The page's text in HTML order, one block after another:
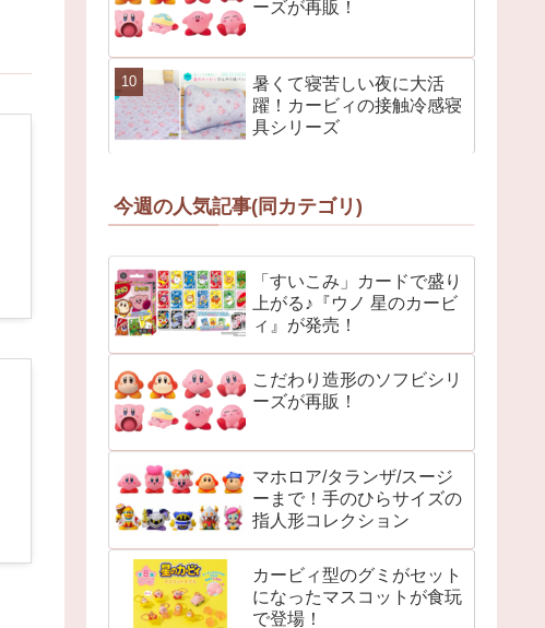
ーズが再販！
暑くて寝苦しい夜に大活
躍！カービィの接触冷感寝
具シリーズ
今週の人気記事(同カテゴリ)
「すいこみ」カードで盛り
上がる♪『ウノ 星のカービ
ィ』が発売！
こだわり造形のソフビシリ
ーズが再販！
マホロア/タランザ/スージ
ーまで！手のひらサイズの
指人形コレクション
カービィ型のグミがセット
になったマスコットが食玩
で登場！